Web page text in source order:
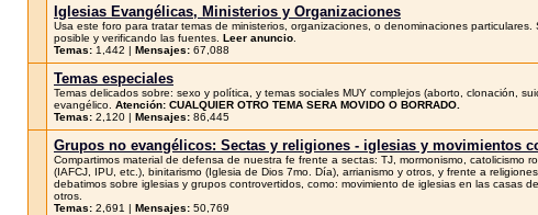
Iglesias Evangélicas, Ministerios y Organizaciones
Usa este foro para tratar temas de ministerios, organizaciones, o denominaciones
posible y verificando las fuentes. Leer anuncio
Temas: 1,442 | Mensajes: 67,088
Temas especiales
Temas delicados sobre: sexo y política, y temas sociales MUY complejos (aborto, clonación,
evangélico. Atención: CUALQUIER OTRO TEMA SERA MOVIDO O BORRADO.
Temas: 2,120 | Mensajes: 86,445
Grupos no evangélicos: Sectas y religiones - iglesias y movimientos
Compartimos material de defensa de nuestra fe frente a sectas: TJ, mormonismo, catolicismo
(IAFCJ, IPU, etc.), binitarismo (Iglesia de Dios 7mo. Día), arrianismo y otros, y frente a
debatimos sobre iglesias y grupos controvertidos, como: movimiento de iglesias en las casas
otros.
Temas: 2,691 | Mensajes: 50,769